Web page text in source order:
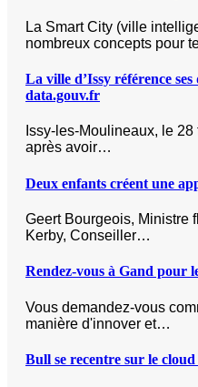
La Smart City (ville
nombreux concepts pour
La ville d’Issy référence
data.gouv.fr
Issy-les-Moulineaux, le
après avoir…
Deux enfants créent une
Geert Bourgeois, Ministre
Kerby, Conseiller…
Rendez-vous à Gand pour
Vous demandez-vous
manière d'innover et…
Bull se recentre sur le